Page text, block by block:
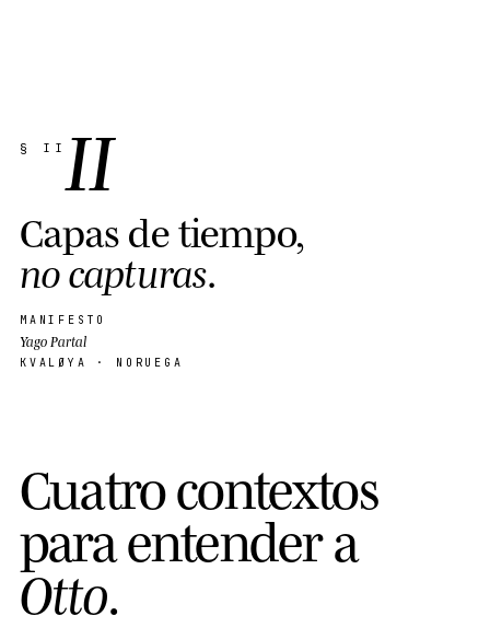
§ II II
Capasdetiempo,
nocapturas.
MANIFESTO
Yago Partal
KVALØYA · NORUEGA
Cuatro contextos
para entender a
Otto.